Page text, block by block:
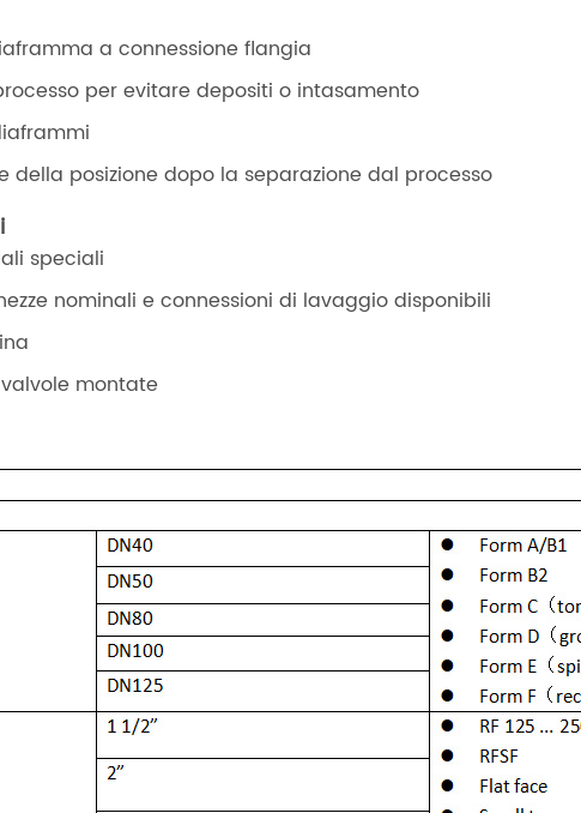
a connessione flangia
per evitare depositi o intasamento
della posizione dopo la separazione dal processo
speciali
nominali e connessioni di lavaggio disponibili
montate